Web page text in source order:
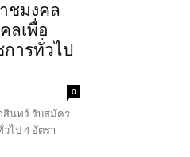
ชมงคล
ลเพื่อ
การทั่วไป
0
สินทร์ รับสมัคร
ไป 4 อัตรา